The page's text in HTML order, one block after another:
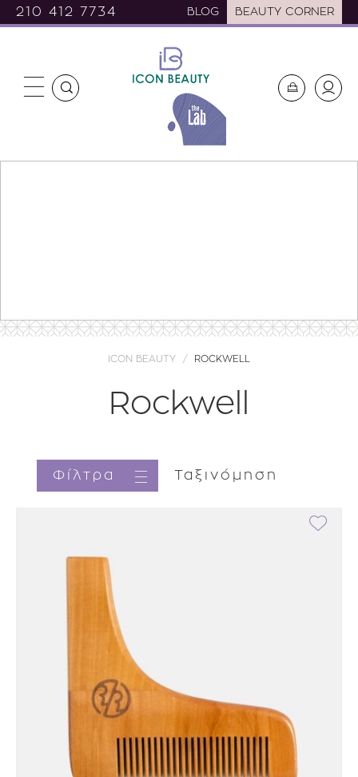
210 412 7734 BLOG BEAUTY CORNER
ICON BEAUTY ROCKWELL
Rockwell
Φίλτρα Ταξινόμηση